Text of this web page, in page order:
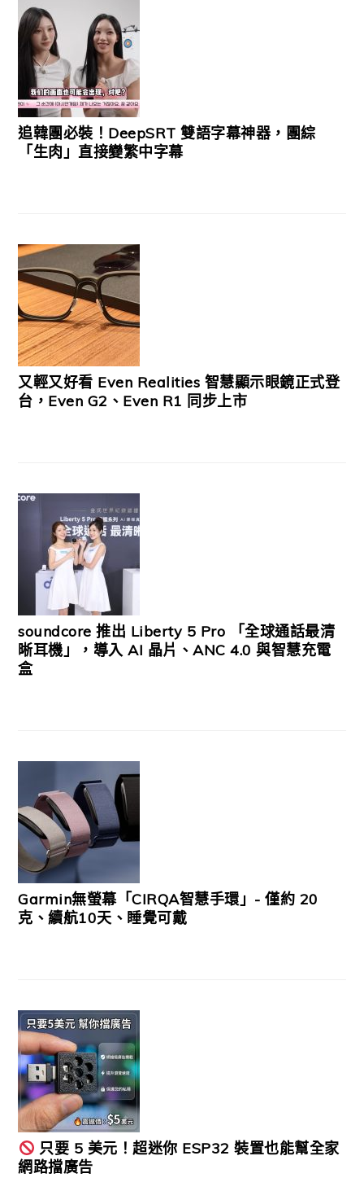
追韓團必裝！DeepSRT 雙語字幕神器，團綜
「生肉」直接變繁中字幕
又輕又好看 Even Realities 智慧顯示眼鏡正式登
台，Even G2、Even R1 同步上市
soundcore 推出 Liberty 5 Pro 「全球通話最清
晰耳機」，導入 AI 晶片、ANC 4.0 與智慧充電
盒
Garmin無螢幕「CIRQA智慧手環」- 僅約 20
克、續航10天、睡覺可戴
只要 5 美元！超迷你 ESP32 裝置也能幫全家
網路擋廣告